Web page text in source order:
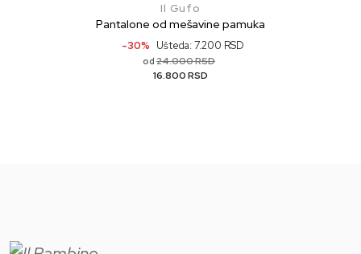
Il Gufo
Pantalone od mešavine pamuka
-30% Ušteda: 7.200 RSD
od 24.000 RSD
16.800 RSD